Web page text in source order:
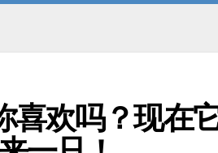
喜欢吗？现在